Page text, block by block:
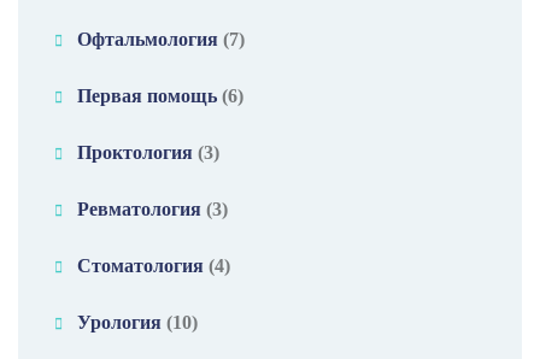
Офтальмология (7)
Первая помощь (6)
Проктология (3)
Ревматология (3)
Стоматология (4)
Урология (10)